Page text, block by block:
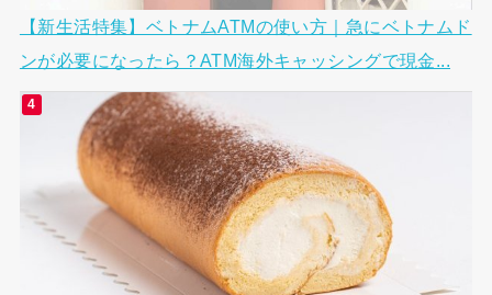
【新生活特集】ベトナムATMの使い方｜急にベトナムド
ンが必要になったら？ATM海外キャッシングで現金...